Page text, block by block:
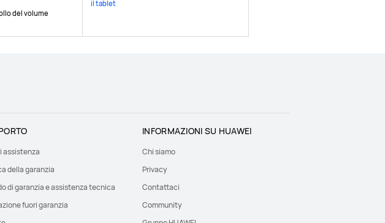
del volume
il tablet
assistenza
della garanzia
di garanzia e assistenza tecnica
fuori garanzia
INFORMAZIONI SU HUAWEI
Chi siamo
Privacy
Contattaci
Community